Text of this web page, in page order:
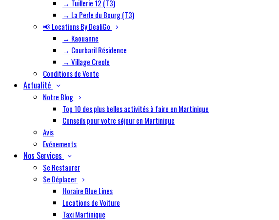
→ Tuillerie 12 (T3)
→ La Perle du Bourg (T3)
📢 Locations By DealiGo
→ Kaouanne
→ Courbaril Résidence
→ Village Creole
Conditions de Vente
Actualité
Notre Blog
Top 10 des plus belles activités à faire en Martinique
Conseils pour votre séjour en Martinique
Avis
Evénements
Nos Services
Se Restaurer
Se Déplacer
Horaire Blue Lines
Locations de Voiture
Taxi Martinique